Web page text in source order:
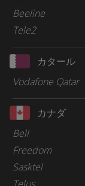
Beeline
Tele2
カタール
Vodafone Qatar
カナダ
Bell
Freedom
Sasktel